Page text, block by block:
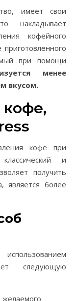
имеет свои
накладывает
кофейного
при помощи
менее
вкусом.
кофе,
кофе при
и
получить
является более
следующую
желаемого